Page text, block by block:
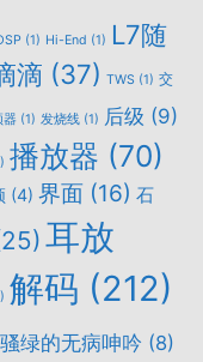
(1) Hi-End (1) L7随
滴 (37) TWS (1) 交
器 (1) 发烧线 (1) 后级 (9)
播放器 (70)
(4) 界面 (16) 石
耳放
解码 (212)
骚绿的无病呻吟 (8)